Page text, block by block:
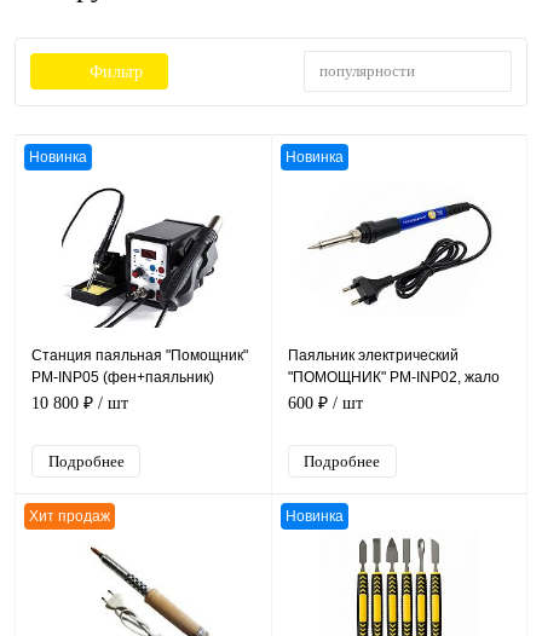
Фильтр популярности
Новинка
Станция паяльная "Помощник"
PM-INP05 (фен+паяльник)
700Вт, 133*100*180 мм
10 800 ₽ / шт
Подробнее
Новинка
Паяльник электрический
"ПОМОЩНИК" PM-INP02, жало
Ø 4 мм, 220B, 60Вт,
600 ₽ / шт
Подробнее
Хит продаж Новинка